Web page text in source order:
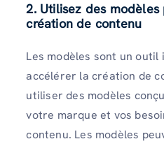
2. Utilisez des
création de contenu
Les modèles sont un outil
accélérer la création de
utiliser des modèles
votre marque et vos
contenu. Les modèles